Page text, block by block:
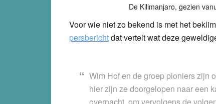
De Kilimanjaro, gezien
Voor wie niet zo bekend is met het
persberichtdat vertelt wat deze
Wim Hof en de groep pioniers zijn
hier zijn ze doorgelopen naar een
overnacht, om vervolgens de